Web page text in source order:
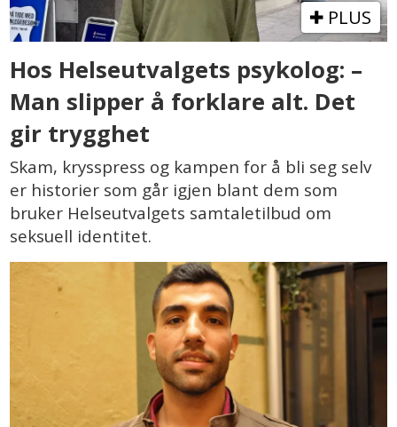
PLUS
Hos Helseutvalgets psykolog: –
Man slipper å forklare alt. Det
gir trygghet
Skam, krysspress og kampen for å bli seg selv
er historier som går igjen blant dem som
bruker Helseutvalgets samtaletilbud om
seksuell identitet.